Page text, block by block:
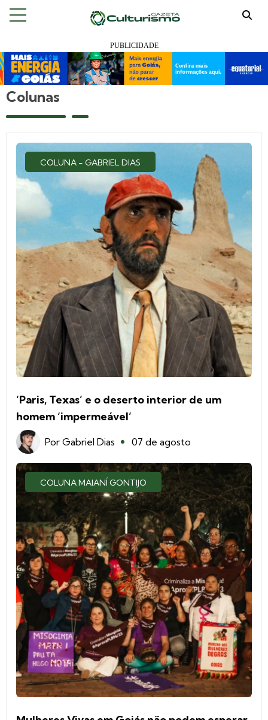
Colunas
COLUNA - GABRIEL DIAS
‘Paris, Texas’ e o deserto interior de um
homem ‘impermeável’
Por Gabriel Dias 07 de agosto
COLUNA MAIANÍ GONTIJO